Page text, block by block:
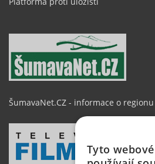
ŠumavaNet.CZ - informace o regionu
Tyto